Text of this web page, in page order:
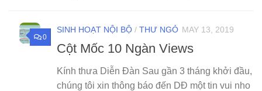
0
SINH HOẠT NỘI BỘ / THƯ NGỎ MAY 13, 2019
Cột Mốc 10 Ngàn Views
Kính thưa Diễn Đàn Sau gần 3 tháng khởi đầu,
chúng tôi xin thông báo đến DĐ một tin vui nho